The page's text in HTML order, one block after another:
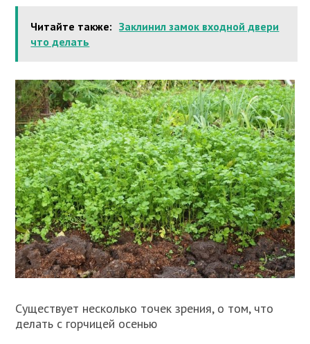
Читайте также: Заклинил замок входной двери
что делать
Существует несколько точек зрения, о том, что
делать с горчицей осенью